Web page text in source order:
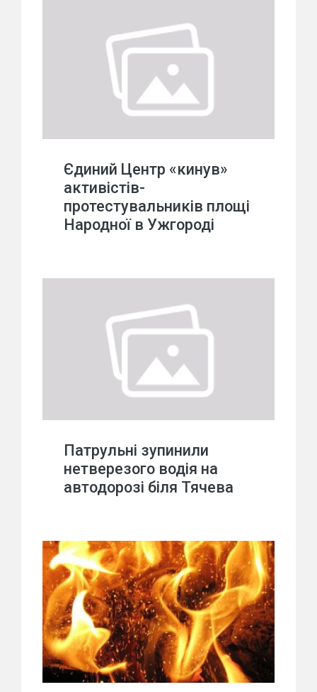
Єдиний Центр «кинув»
активістів-
протестувальників площі
Народної в Ужгороді
Патрульні зупинили
нетверезого водія на
автодорозі біля Тячева